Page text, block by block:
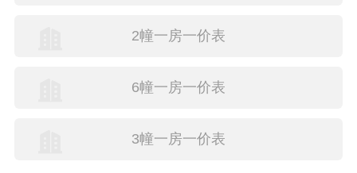
2幢一房一价表
6幢一房一价表
3幢一房一价表